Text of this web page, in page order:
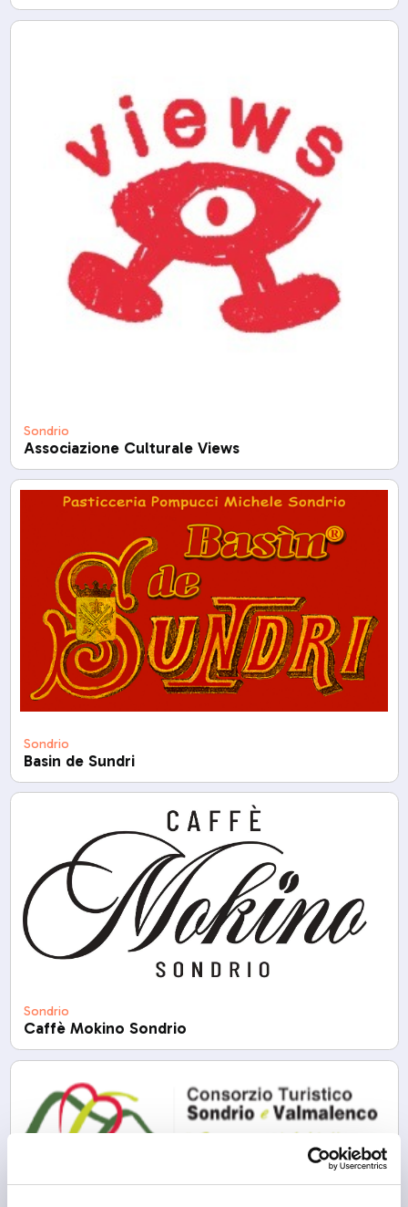
Sondrio
Associazione Culturale Views
Sondrio
Basin de Sundri
Sondrio
Caffè Mokino Sondrio